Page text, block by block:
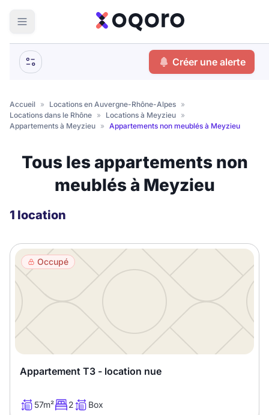
Votre
Que recherchez-vous ?
Coliving
Meublé ?
Meublé Non meublé
Montant du loyer
Nombre de pièces
recherche
Créer une alerte
Accueil » Locations en Auvergne-Rhône-Alpes »
Locations dans le Rhône » Locations à Meyzieu »
Appartements à Meyzieu » Appartements non meublés à Meyzieu
Tous les appartements non
meublés à Meyzieu
1 location
Occupé
Appartement T3 - location nue
57m² 2 Box